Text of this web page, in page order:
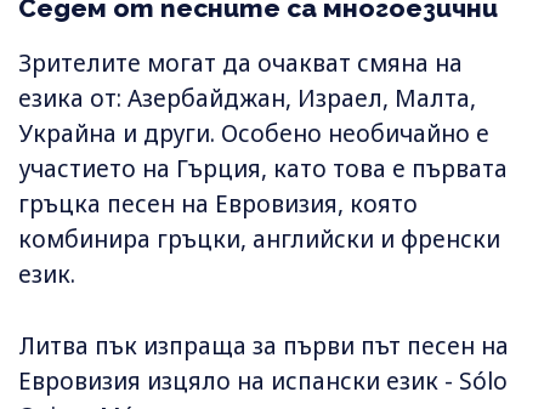
Седем от песните са многоезични
Зрителите могат да очакват смяна на
езика от: Азербайджан, Израел, Малта,
Украйна и други. Особено необичайно е
участието на Гърция, като това е първата
гръцка песен на Евровизия, която
комбинира гръцки, английски и френски
език.
Литва пък изпраща за първи път песен на
Евровизия изцяло на испански език - Sólo